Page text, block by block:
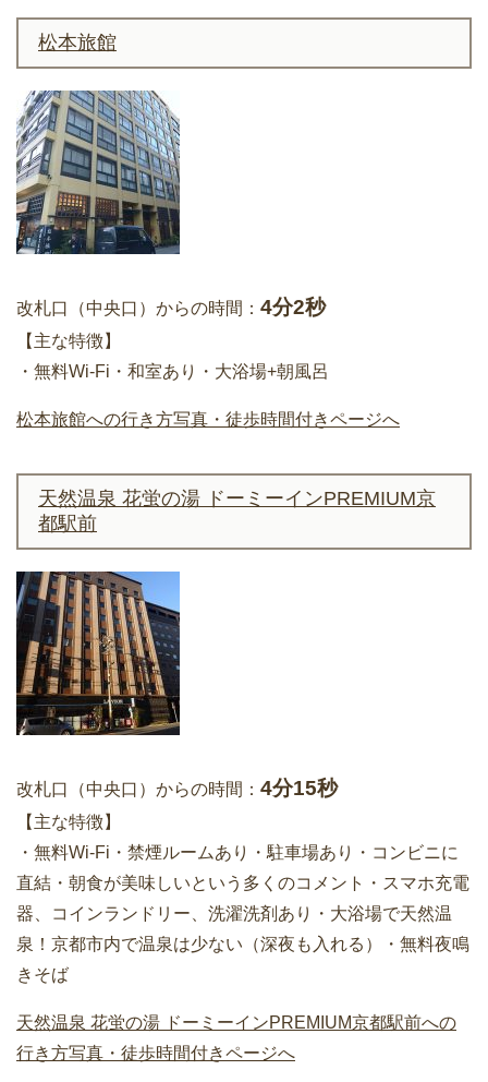
松本旅館
改札口（中央口）からの時間： 4分2秒
【主な特徴】
・無料Wi-Fi・和室あり・大浴場+朝風呂
松本旅館への行き方写真・徒歩時間付きページへ
天然温泉 花蛍の湯 ドーミーインPREMIUM京
都駅前
改札口（中央口）からの時間： 4分15秒
【主な特徴】
・無料Wi-Fi・禁煙ルームあり・駐車場あり・コンビニに
直結・朝食が美味しいという多くのコメント・スマホ充電
器、コインランドリー、洗濯洗剤あり・大浴場で天然温
泉！京都市内で温泉は少ない（深夜も入れる）・無料夜鳴
きそば
天然温泉 花蛍の湯 ドーミーインPREMIUM京都駅前への
行き方写真・徒歩時間付きページへ